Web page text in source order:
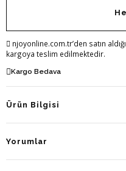
njoyonline.com.tr’den satın
kargoya teslim edilmektedir.
Kargo Bedava
Ürün Bilgisi
Yorumlar